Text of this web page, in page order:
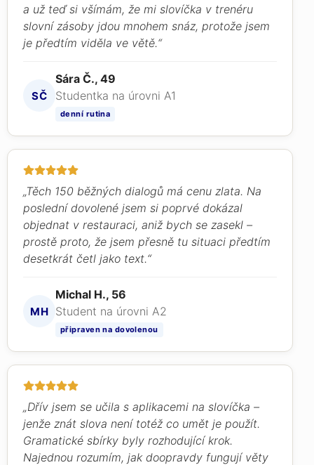
a už teď si všímám, že mi slovíčka v trenéru
slovní zásoby jdou mnohem snáz, protože jsem
je předtím viděla ve větě.“
SČ
Sára Č., 49
Studentka na úrovni A1
denní rutina
„Těch 150 běžných dialogů má cenu zlata. Na
poslední dovolené jsem si poprvé dokázal
objednat v restauraci, aniž bych se zasekl –
prostě proto, že jsem přesně tu situaci předtím
desetkrát četl jako text.“
MH
Michal H., 56
Student na úrovni A2
připraven na dovolenou
„Dřív jsem se učila s aplikacemi na slovíčka –
jenže znát slova není totéž co umět je použít.
Gramatické sbírky byly rozhodující krok.
Najednou rozumím, jak doopravdy fungují věty